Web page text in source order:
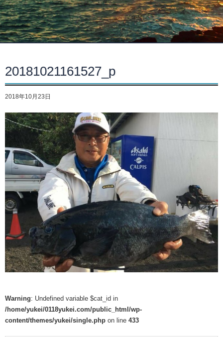
20181021161527_p
2018年10月23日
Warning: Undefined variable $cat_id in
/home/yukei/0118yukei.com/public_html/wp-
content/themes/yukei/single.php on line 433